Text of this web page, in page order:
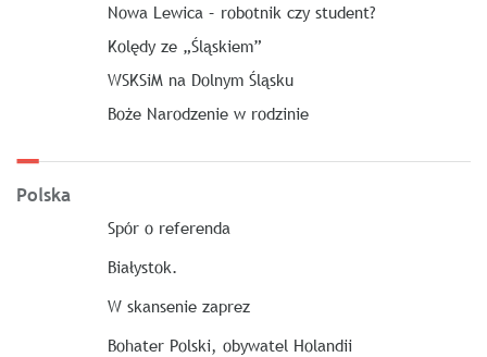
Nowa Lewica – robotnik czy student?
Kolędy ze „Śląskiem”
WSKSiM na Dolnym Śląsku
Boże Narodzenie w rodzinie
Polska
Spór o referenda
Białystok.
W skansenie zaprez
Bohater Polski, obywatel Holandii